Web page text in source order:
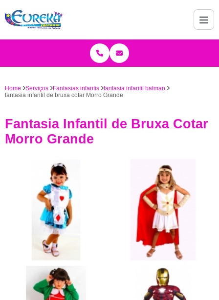
Home Serviços Fantasias infantis
fantasia infantil batman
fantasia infantil de bruxa cotar Morro Grande
Fantasia Infantil de Bruxa Cotar
Morro Grande